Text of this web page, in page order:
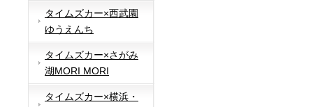
タイムズカー×西武園
ゆうえんち
タイムズカー×さがみ
湖MORI MORI
タイムズカー×横浜・